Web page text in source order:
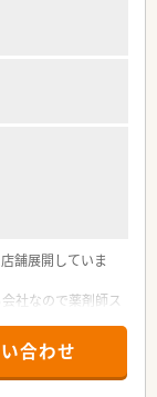
舗展開していま
社なので薬剤師ス
環境です。
合わせ